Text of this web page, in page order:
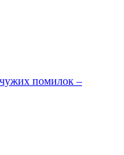
чужих помилок –